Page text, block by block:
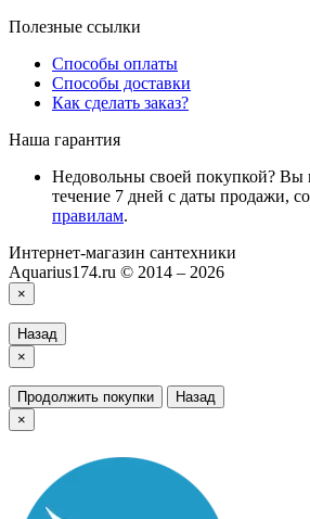
Полезные ссылки
Способы оплаты
Способы доставки
Как сделать заказ?
Наша гарантия
Недовольны своей покупкой? Вы
течение 7 дней с даты продажи,
правилам.
Интернет-магазин сантехники
Aquarius174.ru © 2014 – 2026
×
Назад
×
Продолжить покупки
Назад
×